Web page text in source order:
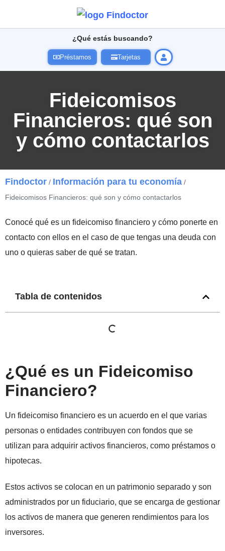
¿Qué estás buscando?
Préstamos Tarjetas
Fideicomisos
Financieros: qué son
y cómo contactarlos
Findoctor / Información para tu economía /
Fideicomisos Financieros: qué son y cómo contactarlos
Conocé qué es un fideicomiso financiero y cómo ponerte en
contacto con ellos en el caso de que tengas una deuda con
uno o quieras saber de qué se tratan.
Tabla de contenidos
¿Qué es un Fideicomiso
Financiero?
Un fideicomiso financiero es un acuerdo en el que varias
personas o entidades contribuyen con fondos que se
utilizan para adquirir activos financieros, como préstamos o
hipotecas.
Estos activos se colocan en un patrimonio separado y son
administrados por un fiduciario, que se encarga de gestionar
los activos de manera que generen rendimientos para los
inversores.